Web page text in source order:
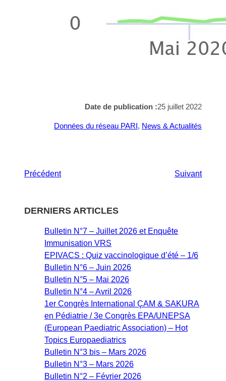
Date de publication :25 juillet 2022
Données du réseau PARI, News & Actualités
Précédent Suivant
DERNIERS ARTICLES
Bulletin N°7 – Juillet 2026 et Enquête
Immunisation VRS
EPIVACS : Quiz vaccinologique d’été – 1/6
Bulletin N°6 – Juin 2026
Bulletin N°5 – Mai 2026
Bulletin N°4 – Avril 2026
1er Congrès International ÇAM & SAKURA
en Pédiatrie / 3e Congrès EPA/UNEPSA
(European Paediatric Association) – Hot
Topics Europaediatrics
Bulletin N°3 bis – Mars 2026
Bulletin N°3 – Mars 2026
Bulletin N°2 – Février 2026